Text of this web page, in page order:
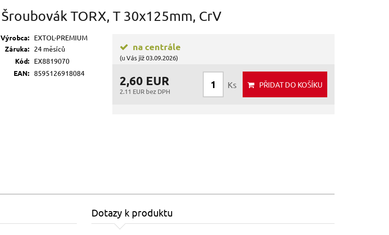
Šroubovák TORX, T 30x125mm, CrV
Výrobca:
EXTOL-PREMIUM
Záruka:
24 měsíců
Kód:
EX8819070
EAN: 8595126918084
na centrále
(u Vás již 03.09.2026)
2,60 EUR
2.11 EUR bez DPH
Ks PŘIDATDO KOŠÍKU
Dotazy k produktu